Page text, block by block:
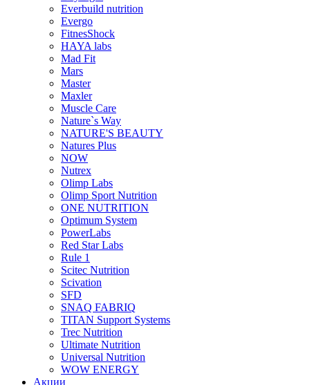
Everbuild nutrition
Evergo
FitnesShock
HAYA labs
Mad Fit
Mars
Master
Maxler
Muscle Care
Nature`s Way
NATURE'S BEAUTY
Natures Plus
NOW
Nutrex
Olimp Labs
Olimp Sport Nutrition
ONE NUTRITION
Optimum System
PowerLabs
Red Star Labs
Rule 1
Scitec Nutrition
Scivation
SFD
SNAQ FABRIQ
TITAN Support Systems
Trec Nutrition
Ultimate Nutrition
Universal Nutrition
WOW ENERGY
Акции